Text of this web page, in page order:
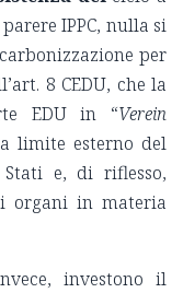
IPPC, nulla si
per
8 CEDU, che la
EDU in “Verein
limite esterno del
e, di riflesso,
organi in materia
investono il